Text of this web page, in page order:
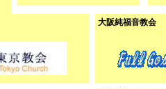
大阪純福音教会